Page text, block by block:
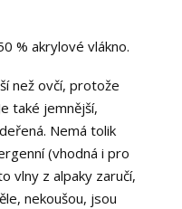
% akrylové vlákno.
než ovčí, protože
také jemnější,
Nemá tolik
(vhodná i pro
vlny z alpaky zaručí,
nekoušou, jsou